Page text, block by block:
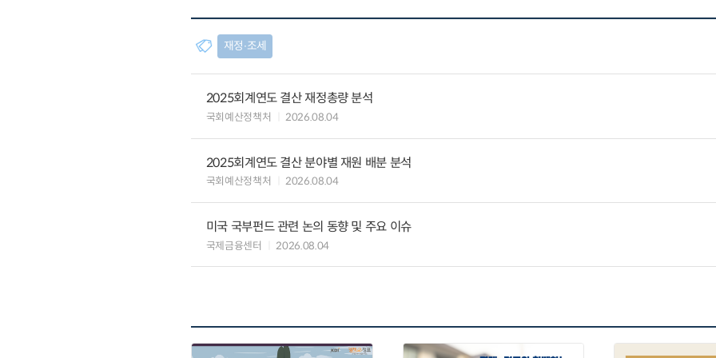
재정∙조세
2025회계연도 결산 재정총량 분석
국회예산정책처 2026.08.04
2025회계연도 결산 분야별 재원 배분 분석
국회예산정책처 2026.08.04
미국 국부펀드 관련 논의 동향 및 주요 이슈
국제금융센터 2026.08.04